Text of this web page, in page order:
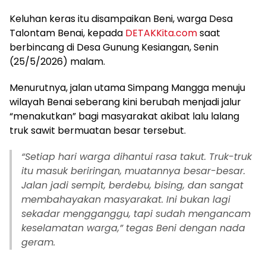
Keluhan keras itu disampaikan Beni, warga Desa
Talontam Benai, kepada DETAKKita.comsaat
berbincang di Desa Gunung Kesiangan, Senin
(25/5/2026) malam.
Menurutnya, jalan utama Simpang Mangga menuju
wilayah Benai seberang kini berubah menjadi jalur
“menakutkan” bagi masyarakat akibat lalu lalang
truk sawit bermuatan besar tersebut.
“Setiap hari warga dihantui rasa takut. Truk-truk
itu masuk beriringan, muatannya besar-besar.
Jalan jadi sempit, berdebu, bising, dan sangat
membahayakan masyarakat. Ini bukan lagi
sekadar mengganggu, tapi sudah mengancam
keselamatan warga,” tegas Beni dengan nada
geram.